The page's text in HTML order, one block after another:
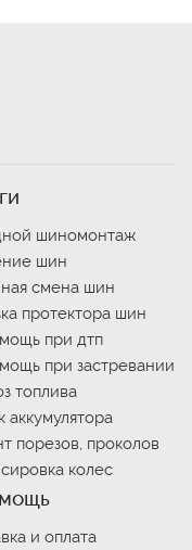
шиномонтаж
шин
смена шин
протектора шин
при дтп
при застревании
топлива
аккумулятора
порезов, проколов
колес
и оплата